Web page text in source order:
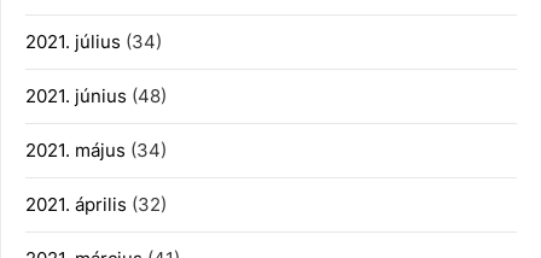
2021. július (34)
2021. június (48)
2021. május (34)
2021. április (32)